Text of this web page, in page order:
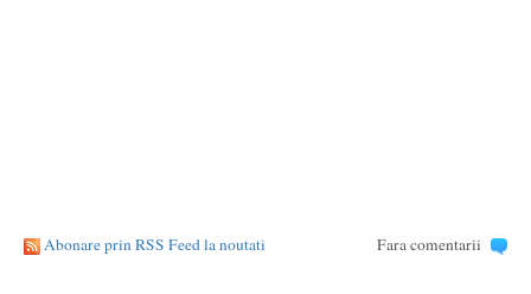
Abonare prin RSS Feed la noutati Fara comentarii